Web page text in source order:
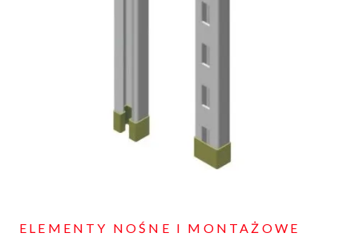
ELEMENTY NOŚNE I MONTAŻOWE